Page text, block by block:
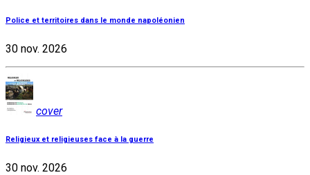
Police et territoires dans le monde napoléonien
30 nov. 2026
cover
Religieux et religieuses face à la guerre
30 nov. 2026